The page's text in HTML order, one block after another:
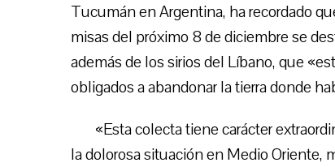
Tucumán en Argentina, ha recordado
misas del próximo 8 de diciembre se
además de los sirios del Líbano, que
obligados a abandonar la tierra donde
«Esta colecta tiene carácter
la dolorosa situación en Medio Oriente,